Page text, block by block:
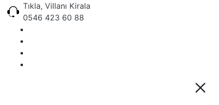
Tıkla, Villanı Kirala
0546 423 60 88